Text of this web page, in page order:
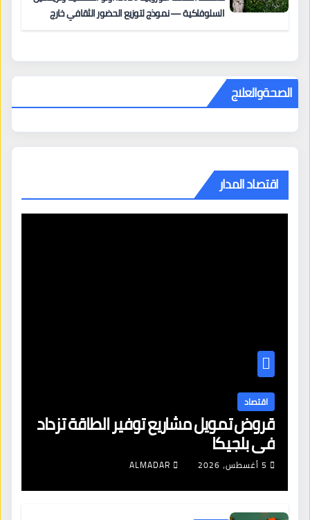
السلوفاكية — نموذج لتوزيع الحضور الثقافي خارج
الصحةوالعلاج
اقتصاد المدار
اقتصاد
قروض تمويل مشاريع توفير الطاقة تزداد
في بلجيكا
5 أغسطس، 2026 ALMADAR